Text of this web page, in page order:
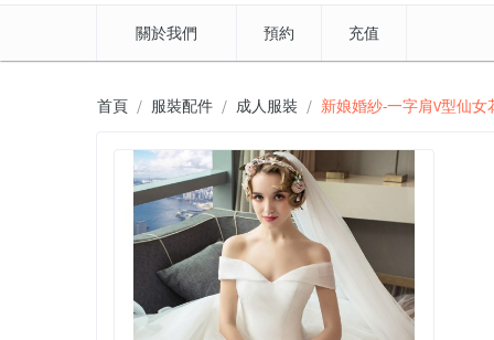
關於我們 預約 充值
首頁 服裝配件 成人服裝 新娘婚紗-一字肩V型仙女